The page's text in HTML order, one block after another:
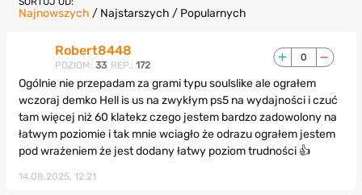
Najnowszych / Najstarszych / Popularnych
Robert8448
POZIOM: 33 REP.: 172
0
Ogólnie nie przepadam za grami typu soulslike ale ograłem
wczoraj demko Hell is us na zwykłym ps5 na wydajności i czuć
tam więcej niż 60 klatekz czego jestem bardzo zadowolony na
łatwym poziomie i tak mnie wciagło że odrazu ograłem jestem
pod wrażeniem że jest dodany łatwy poziom trudności 👍
14.08.2025, 12:21